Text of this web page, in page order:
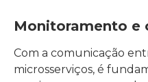
Monitoramento e
Com a comunicação
microsserviços, é